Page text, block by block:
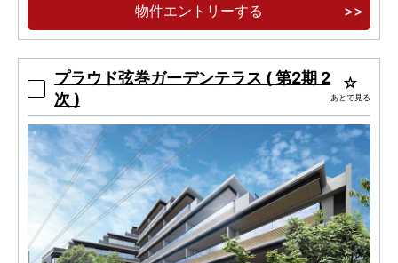
東急東横線「自由が丘」駅徒歩10分－「渋谷」
便。
物件エントリーする
プラウド弦巻ガーデンテラス ( 第2期 2
次 )
あとで見る